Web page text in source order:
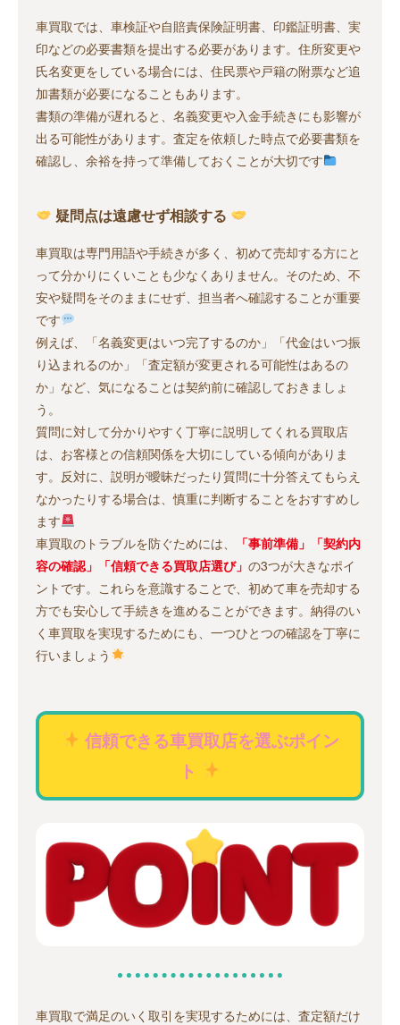
車買取では、車検証や自賠責保険証明書、印鑑証明書、実
印などの必要書類を提出する必要があります。住所変更や
氏名変更をしている場合には、住民票や戸籍の附票など追
加書類が必要になることもあります。
書類の準備が遅れると、名義変更や入金手続きにも影響が
出る可能性があります。査定を依頼した時点で必要書類を
確認し、余裕を持って準備しておくことが大切です
疑問点は遠慮せず相談する
車買取は専門用語や手続きが多く、初めて売却する方にと
って分かりにくいことも少なくありません。そのため、不
安や疑問をそのままにせず、担当者へ確認することが重要
です
例えば、「名義変更はいつ完了するのか」「代金はいつ振
り込まれるのか」「査定額が変更される可能性はあるの
か」など、気になることは契約前に確認しておきましょ
う。
質問に対して分かりやすく丁寧に説明してくれる買取店
は、お客様との信頼関係を大切にしている傾向がありま
す。反対に、説明が曖昧だったり質問に十分答えてもらえ
なかったりする場合は、慎重に判断することをおすすめし
ます
車買取のトラブルを防ぐためには、
「事前準備」「契約内
容の確認」「信頼できる買取店選び」 の3つが大きなポイ
ントです。これらを意識することで、初めて車を売却する
方でも安心して手続きを進めることができます。納得のい
く車買取を実現するためにも、一つひとつの確認を丁寧に
行いましょう
信頼できる車買取店を選ぶポイン
ト
車買取で満足のいく取引を実現するためには、査定額だけ